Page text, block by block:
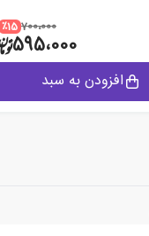
700،000 ٪15
595،000
افزودن به سبد